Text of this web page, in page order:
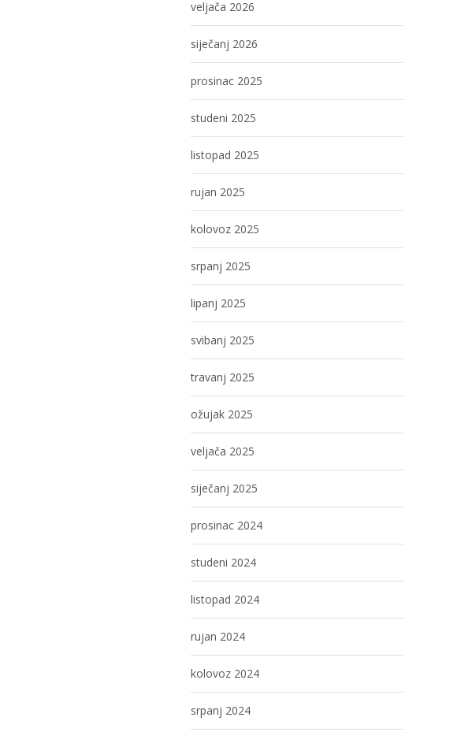
veljača 2026
siječanj 2026
prosinac 2025
studeni 2025
listopad 2025
rujan 2025
kolovoz 2025
srpanj 2025
lipanj 2025
svibanj 2025
travanj 2025
ožujak 2025
veljača 2025
siječanj 2025
prosinac 2024
studeni 2024
listopad 2024
rujan 2024
kolovoz 2024
srpanj 2024